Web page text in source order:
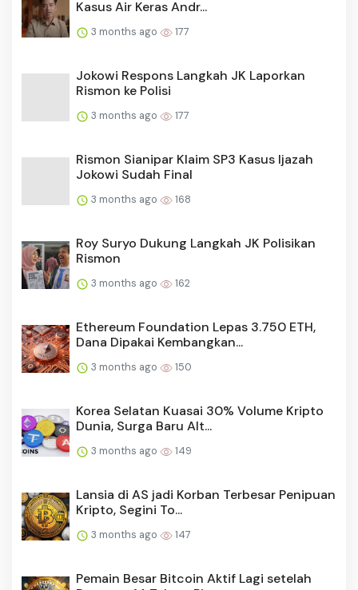
Kasus Air Keras Andr...
3 months ago 177
Jokowi Respons Langkah JK Laporkan
Rismon ke Polisi
3 months ago 177
Rismon Sianipar Klaim SP3 Kasus Ijazah
Jokowi Sudah Final
3 months ago 168
Roy Suryo Dukung Langkah JK Polisikan
Rismon
3 months ago 162
Ethereum Foundation Lepas 3.750 ETH,
Dana Dipakai Kembangkan...
3 months ago 150
Korea Selatan Kuasai 30% Volume Kripto
Dunia, Surga Baru Alt...
3 months ago 149
Lansia di AS jadi Korban Terbesar Penipuan
Kripto, Segini To...
3 months ago 147
Pemain Besar Bitcoin Aktif Lagi setelah